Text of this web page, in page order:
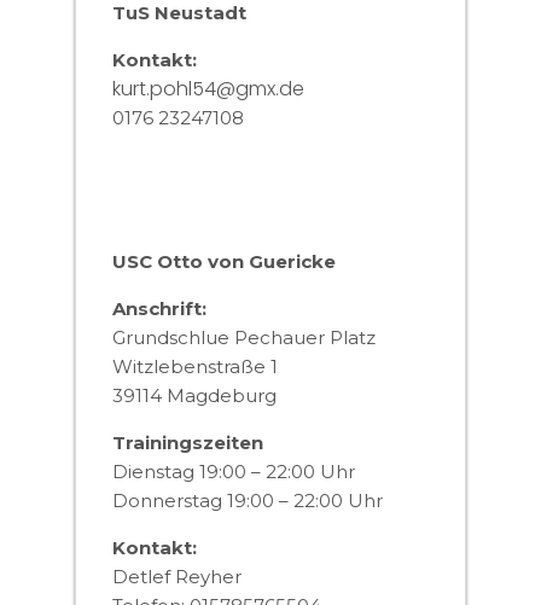
TuS Neustadt
Kontakt:
kurt.pohl54@gmx.de
0176 23247108
USC Otto von Guericke
Anschrift:
Grundschlue Pechauer Platz
Witzlebenstraße 1
39114 Magdeburg
Trainingszeiten
Dienstag 19:00 – 22:00 Uhr
Donnerstag 19:00 – 22:00 Uhr
Kontakt:
Detlef Reyher